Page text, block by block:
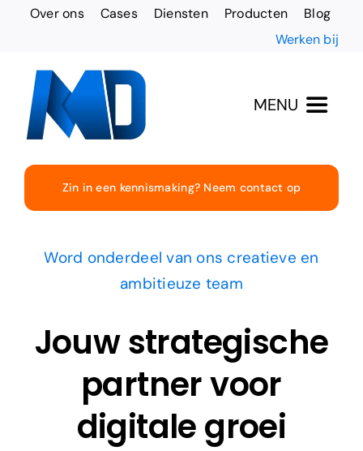
Over ons Cases Diensten Producten
Blog
Werken bij
MENU
Totaaloplossingen
Online vindbaarheid
Social Media
Adverteren
Branding
Zin in een kennismaking? Neem contact op
Word onderdeel van ons creatieve en
ambitieuze team
Jouw strategische
partner voor
digitale groei